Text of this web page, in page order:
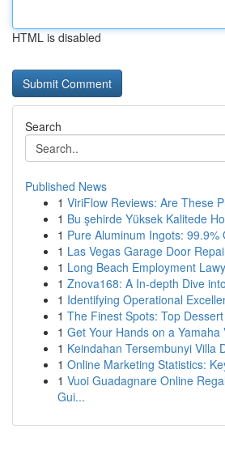
HTML is disabled
Search
Published News
1 ViriFlow Reviews: Are These
1 Bu şehirde Yüksek Kalitede
1 Pure Aluminum Ingots: 99.9%
1 Las Vegas Garage Door
1 Long Beach Employment
1 Znova168: A In-depth Dive
1 Identifying Operational
1 The Finest Spots: Top
1 Get Your Hands on a Yamaha
1 Keindahan Tersembunyi Villa
1 Online Marketing Statistics:
1 Vuoi Guadagnare Online
Gui...